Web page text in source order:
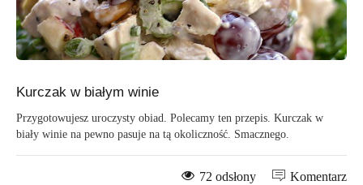
Kurczak w białym winie
Przygotowujesz uroczysty obiad. Polecamy ten przepis. Kurczak w
biały winie na pewno pasuje na tą okoliczność. Smacznego.
Komentarz
72 odsłony